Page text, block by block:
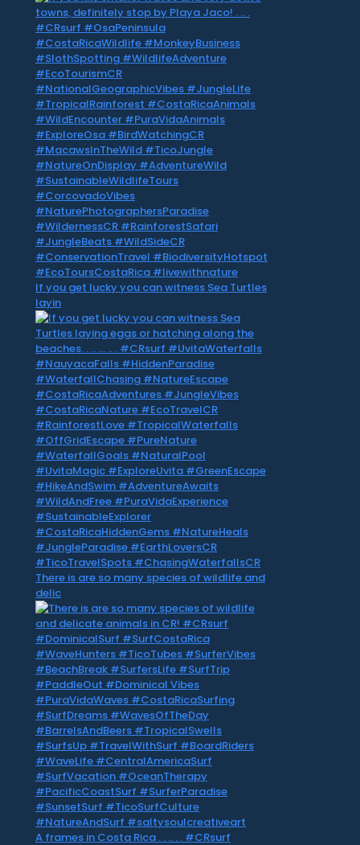
If you get lucky you can witness Sea Turtles
layin
There is are so many species of wildlife and
delic
A frames in Costa Rica . . .. . . #CRsurf